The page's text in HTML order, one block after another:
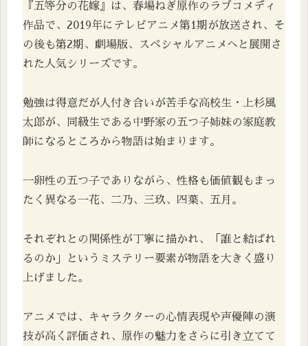
『五等分の花嫁』は、春場ねぎ原作のラブコメディ
作品で、2019年にテレビアニメ第1期が放送され、そ
の後も第2期、劇場版、スペシャルアニメへと展開さ
れた人気シリーズです。
勉強は得意だが人付き合いが苦手な高校生・上杉風
太郎が、同級生である中野家の五つ子姉妹の家庭教
師になるところから物語は始まります。
一卵性の五つ子でありながら、性格も価値観もまっ
たく異なる一花、二乃、三玖、四葉、五月。
それぞれとの関係性が丁寧に描かれ、「誰と結ばれ
るのか」というミステリー要素が物語を大きく盛り
上げました。
アニメでは、キャラクターの心情表現や声優陣の演
技が高く評価され、原作の魅力をさらに引き立てて